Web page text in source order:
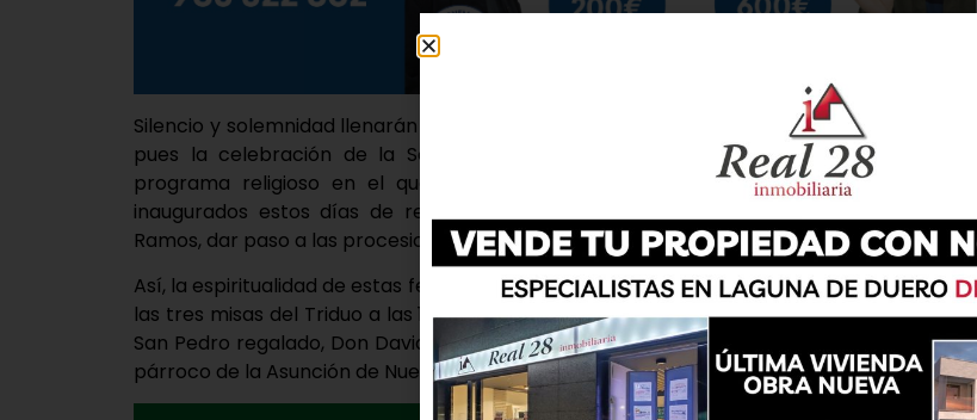
Silencio y solemnidad llenarán en las próximas semanas la localidad de Laguna de Duero,
pues la celebración de la Semana Santa comenzará la semana que viene con un
programa religioso en el que el Triduo del Santo Cristo de los Trabajos dará por
inaugurados estos días de recogimiento y penitencia para, a partir del Domingo de
Ramos, dar paso a las procesiones.
Así, la espiritualidad de estas fechas en el municipio comenzará del 25 al 27 de marzo con
las tres misas del Triduo a las 18:00 horas, presididas cada una de ellas por el párroco de
San Pedro regalado, Don David Prieto; el hermano de San Juan de Dios, Don Vicente; y el
párroco de la Asunción de Nuestra Señora, Don Jesús García, respectivamente.